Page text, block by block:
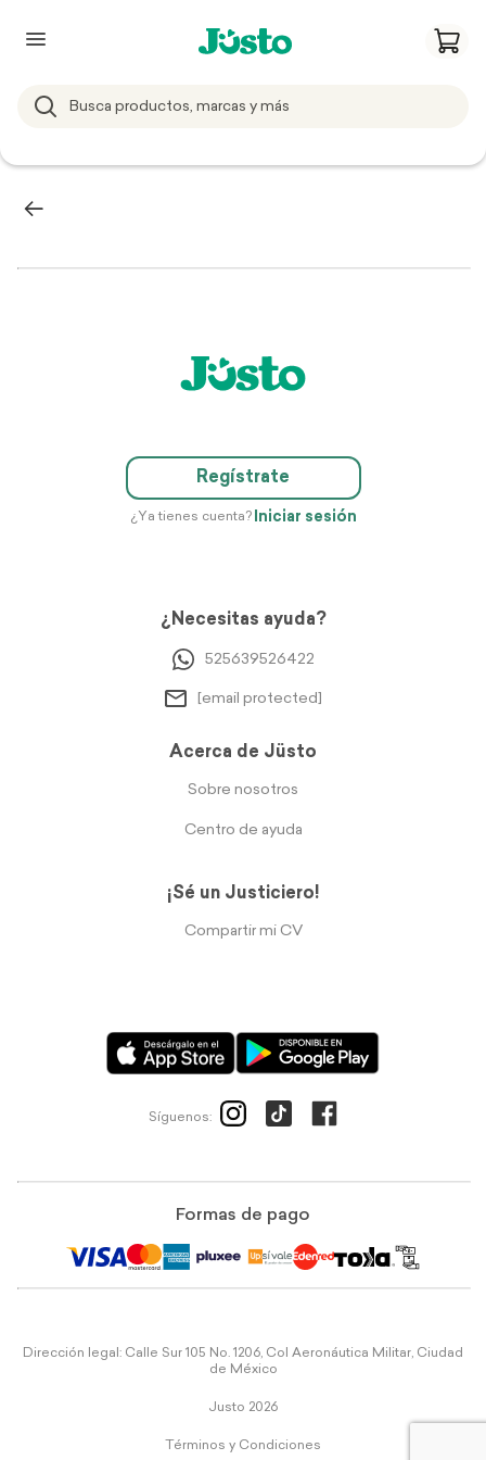
Regístrate
¿Ya tienes cuenta? Iniciar sesión
¿Necesitas ayuda?
525639526422
[email protected]
Acerca de Jüsto
Sobre nosotros
Centro de ayuda
¡Sé un Justiciero!
Compartir mi CV
Síguenos:
Formas de pago
Dirección legal: Calle Sur 105 No. 1206, Col Aeronáutica Militar, Ciudad
de México
Justo 2026
Términos y Condiciones